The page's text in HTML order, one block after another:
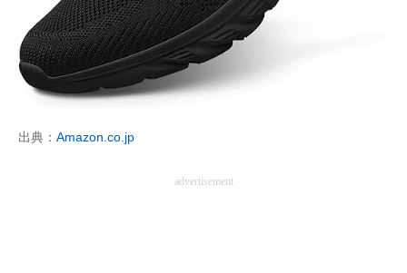
出典： Amazon.co.jp
advertisement